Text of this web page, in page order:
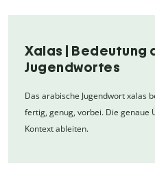
Xalas | Bedeutung
Jugendwortes
Das arabische Jugendwort xalas
fertig, genug, vorbei. Die genaue
Kontext ableiten.